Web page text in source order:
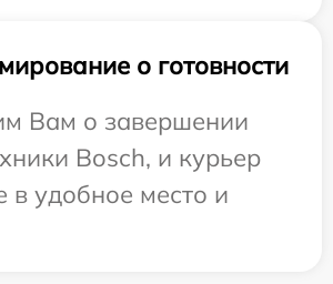
о готовности
Вам о завершении
Bosch, и курьер
в удобное место и